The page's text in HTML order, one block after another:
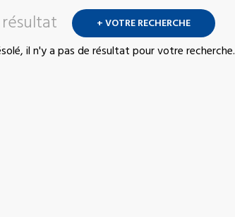
+ VOTRE RECHERCHE
il n'y a pas de résultat pour votre recherche.